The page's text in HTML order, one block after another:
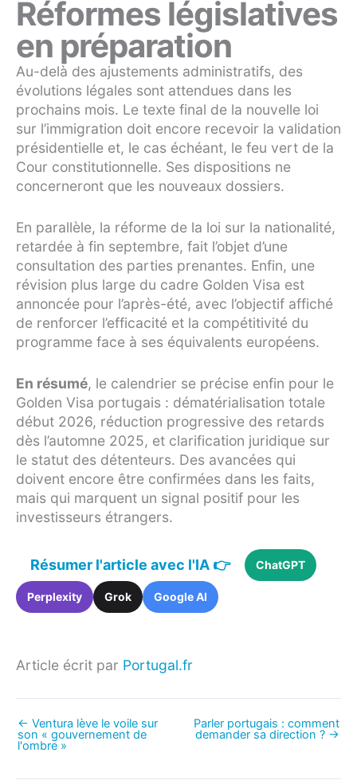
Réformes législatives
en préparation
Au-delà des ajustements administratifs, des
évolutions légales sont attendues dans les
prochains mois. Le texte final de la nouvelle loi
sur l’immigration doit encore recevoir la validation
présidentielle et, le cas échéant, le feu vert de la
Cour constitutionnelle. Ses dispositions ne
concerneront que les nouveaux dossiers.
En parallèle, la réforme de la loi sur la nationalité,
retardée à fin septembre, fait l’objet d’une
consultation des parties prenantes. Enfin, une
révision plus large du cadre Golden Visa est
annoncée pour l’après-été, avec l’objectif affiché
de renforcer l’efficacité et la compétitivité du
programme face à ses équivalents européens.
En résumé, le calendrier se précise enfin pour le
Golden Visa portugais : dématérialisation totale
début 2026, réduction progressive des retards
dès l’automne 2025, et clarification juridique sur
le statut des détenteurs. Des avancées qui
doivent encore être confirmées dans les faits,
mais qui marquent un signal positif pour les
investisseurs étrangers.
Résumer l'article avec l'IA 👉 ChatGPT
Perplexity Grok Google AI
Article écrit par Portugal.fr
← Ventura lève le voile sur
son « gouvernement de
l'ombre »
Parler portugais : comment
demander sa direction ? →